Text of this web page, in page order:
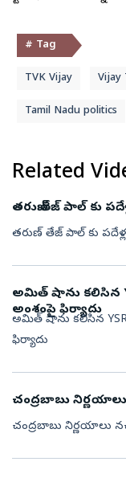
# Tag
TVK Vijay Vijay
Tamil Nadu politics
Related
తరుణ్ తేజ్ పాల్ కు
తరుణ్ తేజ్ పాల్ కు
అమిత్ షాను కలిసిన
అంశంపై ఫిర్యాదు
అమిత్ షాను కలిసిన
ఫిర్యాదు
చంద్రబాబు
చంద్రబాబు నిర్ణయాలు